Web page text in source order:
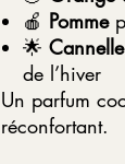
🍎 Pomme
🌟
de l’hiver
Un parfum
réconfortant.